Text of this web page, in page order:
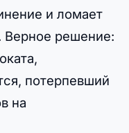
и ломает
Верное решение:
потерпевший
на